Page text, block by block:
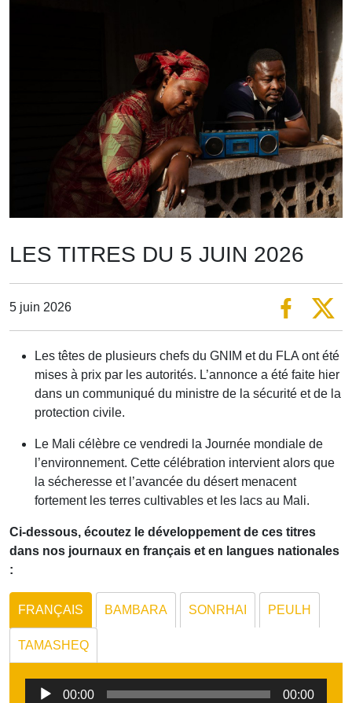
LES TITRES DU 5 JUIN 2026
5 juin 2026
Les têtes de plusieurs chefs du GNIM et du FLA ont été
mises à prix par les autorités. L’annonce a été faite hier
dans un communiqué du ministre de la sécurité et de la
protection civile.
Le Mali célèbre ce vendredi la Journée mondiale de
l’environnement. Cette célébration intervient alors que
la sécheresse et l’avancée du désert menacent
fortement les terres cultivables et les lacs au Mali.
Ci-dessous, écoutez le développement de ces titres
dans nos journaux en français et en langues nationales
:
FRANÇAIS BAMBARA SONRHAI PEULH
TAMASHEQ
Lecteur
00:00 00:00